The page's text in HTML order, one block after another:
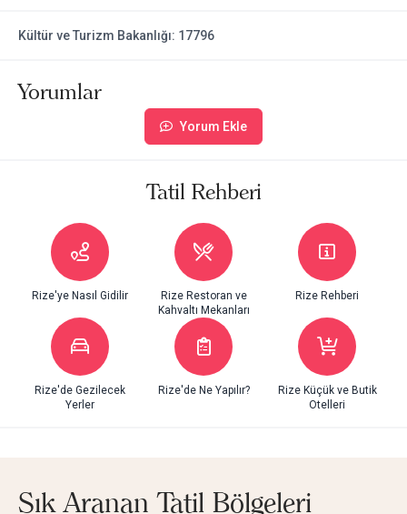
Kültür ve Turizm Bakanlığı: 17796
Yorumlar
Yorum Ekle
Tatil Rehberi
Rize'ye Nasıl Gidilir
Rize Restoran ve
Kahvaltı Mekanları
Rize Rehberi
Rize'de Gezilecek
Yerler
Rize'de Ne Yapılır?
Rize Küçük ve Butik
Otelleri
Sık Aranan Tatil Bölgeleri